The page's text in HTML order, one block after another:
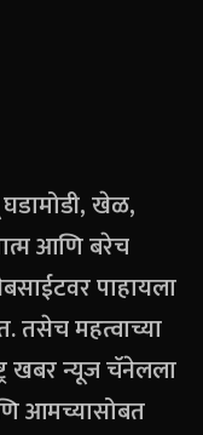
घडामोडी, खेळ,
आणि बरेच
पाहायला
तसेच महत्वाच्या
खबर न्यूज चॅनेलला
आमच्यासोबत